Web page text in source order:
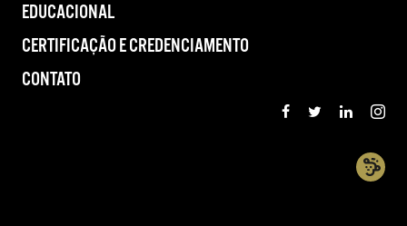
EDUCACIONAL
CERTIFICAÇÃO E CREDENCIAMENTO
CONTATO